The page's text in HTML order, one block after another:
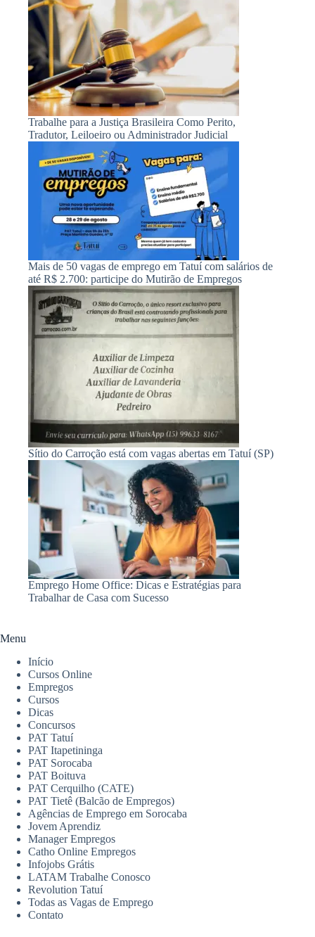
Trabalhe para a Justiça Brasileira Como Perito,
Tradutor, Leiloeiro ou Administrador Judicial
Mais de 50 vagas de emprego em Tatuí com salários de
até R$ 2.700: participe do Mutirão de Empregos
Sítio do Carroção está com vagas abertas em Tatuí (SP)
Emprego Home Office: Dicas e Estratégias para
Trabalhar de Casa com Sucesso
Menu
Início
Cursos Online
Empregos
Cursos
Dicas
Concursos
PAT Tatuí
PAT Itapetininga
PAT Sorocaba
PAT Boituva
PAT Cerquilho (CATE)
PAT Tietê (Balcão de Empregos)
Agências de Emprego em Sorocaba
Jovem Aprendiz
Manager Empregos
Catho Online Empregos
Infojobs Grátis
LATAM Trabalhe Conosco
Revolution Tatuí
Todas as Vagas de Emprego
Contato